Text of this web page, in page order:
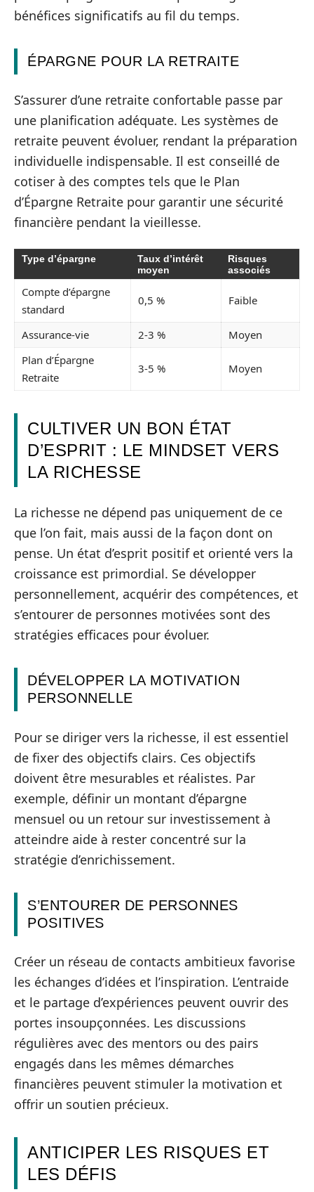
bénéfices significatifs au fil du temps.
ÉPARGNE POUR LA RETRAITE
S’assurer d’une retraite confortable passe par
une planification adéquate. Les systèmes de
retraite peuvent évoluer, rendant la préparation
individuelle indispensable. Il est conseillé de
cotiser à des comptes tels que le Plan
d’Épargne Retraite pour garantir une sécurité
financière pendant la vieillesse.
Type d’épargne
Taux d’intérêt
moyen
Risques
associés
Compte d’épargne
standard
0,5 % Faible
Assurance-vie 2-3 %
Moyen
Plan d’Épargne
Retraite
3-5 % Moyen
CULTIVER UN BON ÉTAT
D’ESPRIT : LE MINDSET VERS
LA RICHESSE
La richesse ne dépend pas uniquement de ce
que l’on fait, mais aussi de la façon dont on
pense. Un état d’esprit positif et orienté vers la
croissance est primordial. Se développer
personnellement, acquérir des compétences, et
s’entourer de personnes motivées sont des
stratégies efficaces pour évoluer.
DÉVELOPPER LA MOTIVATION
PERSONNELLE
Pour se diriger vers la richesse, il est essentiel
de fixer des objectifs clairs. Ces objectifs
doivent être mesurables et réalistes. Par
exemple, définir un montant d’épargne
mensuel ou un retour sur investissement à
atteindre aide à rester concentré sur la
stratégie d’enrichissement.
S’ENTOURER DE PERSONNES
POSITIVES
Créer un réseau de contacts ambitieux favorise
les échanges d’idées et l’inspiration. L’entraide
et le partage d’expériences peuvent ouvrir des
portes insoupçonnées. Les discussions
régulières avec des mentors ou des pairs
engagés dans les mêmes démarches
financières peuvent stimuler la motivation et
offrir un soutien précieux.
ANTICIPER LES RISQUES ET
LES DÉFIS